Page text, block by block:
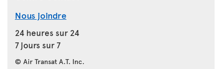
Nous joindre
24 heures sur 24
7 jours sur 7
© Air Transat A.T. Inc.